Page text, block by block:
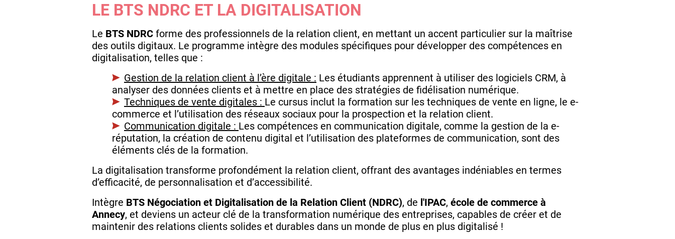
LE BTS NDRC ET LA DIGITALISATION
Le BTS NDRC forme des professionnels de la relation client, en mettant un accent particulier sur la maîtrise
des outils digitaux. Le programme intègre des modules spécifiques pour développer des compétences en
digitalisation, telles que :
Gestion de la relation client à l’ère digitale : Les étudiants apprennent à utiliser des logiciels CRM, à
analyser des données clients et à mettre en place des stratégies de fidélisation numérique.
Techniques de vente digitales : Le cursus inclut la formation sur les techniques de vente en ligne, le e-
commerce et l’utilisation des réseaux sociaux pour la prospection et la relation client.
Communication digitale : Les compétences en communication digitale, comme la gestion de la e-
réputation, la création de contenu digital et l’utilisation des plateformes de communication, sont des
éléments clés de la formation.
La digitalisation transforme profondément la relation client, offrant des avantages indéniables en termes
d’efficacité, de personnalisation et d’accessibilité.
Intègre BTS Négociation et Digitalisation de la Relation Client (NDRC), de l'IPAC, école de commerce à
Annecy, et deviens un acteur clé de la transformation numérique des entreprises, capables de créer et de
maintenir des relations clients solides et durables dans un monde de plus en plus digitalisé !